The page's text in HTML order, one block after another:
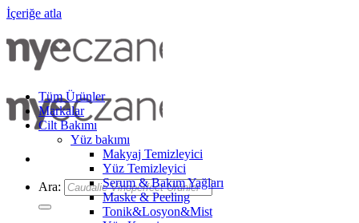
İçeriğe atla
Ara:
Tüm Ürünler
Markalar
Cilt Bakımı
Yüz bakımı
Makyaj Temizleyici
Yüz Temizleyici
Serum & Bakım Yağları
Maske & Peeling
Tonik&Losyon&Mist